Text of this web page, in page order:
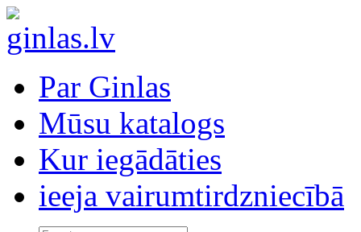
Par Ginlas
Mūsu katalogs
Kur iegādāties
ieeja vairumtirdzniecībā